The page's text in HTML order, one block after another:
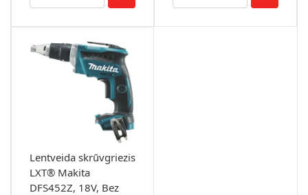
Lentveida skrūvgriezis
LXT® Makita
DFS452Z, 18V, Bez